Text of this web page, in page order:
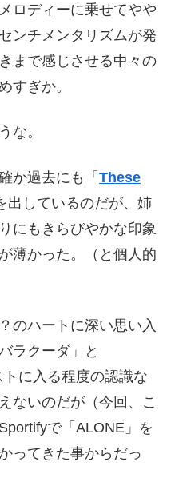
ロディーに乗せてやや
ンチメンタリズムが発
まで感じさせる中々の
すぎか。
な。
か過去にも「 These
出しているのだが、姉
にもきらびやかな印象
薄かった。（と個人的
のハートに深い思い入
ラクーダ」と
トに入る程度の認識な
ないのだが（今回、こ
で「ALONE」を
ってきた事からだっ